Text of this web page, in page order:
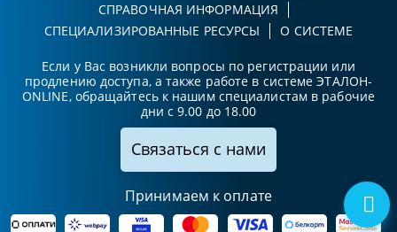
СПРАВОЧНАЯ ИНФОРМАЦИЯ
СПЕЦИАЛИЗИРОВАННЫЕ РЕСУРСЫ
О СИСТЕМЕ
Если у Вас возникли вопросы по регистрации или
продлению доступа, а также работе в системе ЭТАЛОН-
ONLINE, обращайтесь к нашим специалистам в рабочие
дни с 9.00 до 18.00
Связаться с нами
Принимаем к оплате